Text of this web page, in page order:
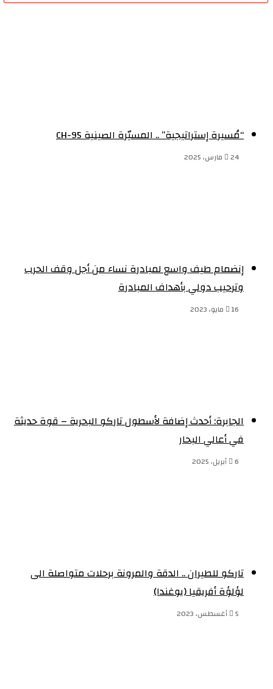
“مُسيرة إستراتيجية” .. المسيّرة الصينية CH-95
24 مارس، 2025
إنضمام طيف واسع لمبادرة نساء من أجل وقف الحرب
وترحيب دولي بأهداف المبادرة
16 مايو، 2023
الجابرة: أحدث إضافة لأسطول تاركو البحرية – قوة حديثة
في أعالي البحار
6 أبريل، 2025
تاركو للطيران .. الدقة والمرونة برحلات متواصلة الى
لؤلؤة أفريقيا (يوغندا)
5 أغسطس، 2023